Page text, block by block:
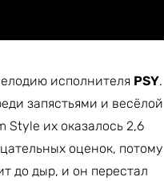
исполнителя PSY.
запястьями и весёлой
Style их оказалось 2,6
оценок, потому
до дыр, и он перестал